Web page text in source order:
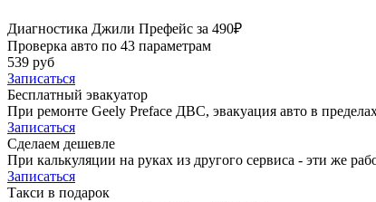
Диагностика Джили Префейс за 490₽
Проверка авто по 43 параметрам
539 руб
Записаться
Бесплатный эвакуатор
При ремонте Geely Preface ДВС, эвакуация авто в
Записаться
Сделаем дешевле
При калькуляции на руках из другого сервиса - эти же
Записаться
Такси в подарок